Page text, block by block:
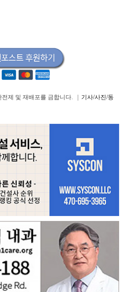
전제 및 재배포를 금합니다. | 기사/사진/동